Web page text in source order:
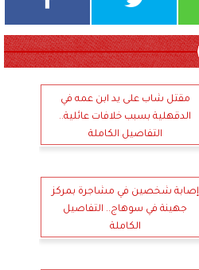
مقتل شاب على يد ابن عمه في
الدقهلية بسبب خلافات عائلية..
التفاصيل الكاملة
إصابة شخصين في مشاجرة بمركز
جهينة في سوهاج.. التفاصيل
الكاملة